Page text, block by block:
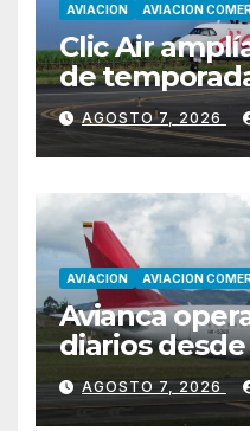
AVIACION AVIACION
Clic Air
de
rutas hacia
AGOSTO 7, 2026
AVIACION AVIACION
Avianca
diarios
Asunción
AGOSTO 7, 2026